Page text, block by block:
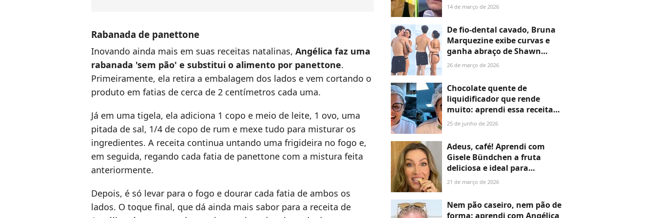
Rabanada de panettone
Inovando ainda mais em suas receitas natalinas, Angélica faz uma
rabanada 'sem pão' e substitui o alimento por panettone.
Primeiramente, ela retira a embalagem dos lados e vem cortando o
produto em fatias de cerca de 2 centímetros cada uma.
Já em uma tigela, ela adiciona 1 copo e meio de leite, 1 ovo, uma
pitada de sal, 1/4 de copo de rum e mexe tudo para misturar os
ingredientes. A receita continua untando uma frigideira no fogo e,
em seguida, regando cada fatia de panettone com a mistura feita
anteriormente.
Depois, é só levar para o fogo e dourar cada fatia de ambos os
lados. O toque final, que dá ainda mais sabor para a receita de
faz revelação no 'Arquivo
Faustão: 'Ele não dá...'
14 de março de 2026
De fio-dental cavado, Bruna
Marquezine exibe curvas e
ganha abraço de Shawn
Mendes em dia de mar no Rio;
momento!
26 de março de 2026
Chocolate quente de
liquidificador que rende
muito: aprendi essa receita
simples com uma campeã do
esquentar em dias frios
25 de junho de 2026
Adeus, café! Aprendi com
Gisele Bündchen a fruta
deliciosa e ideal para
substituir a bebida antes do
minha ansiedade
21 de março de 2026
Nem pão caseiro, nem pão de
forma: aprendi com Angélica